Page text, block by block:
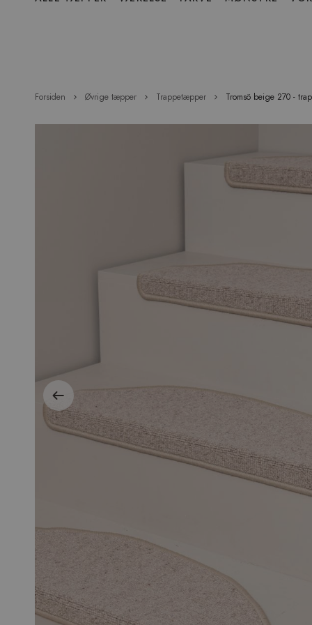
Forsiden Øvrige tæpper Trappetæpper Tromsö beige 270 -